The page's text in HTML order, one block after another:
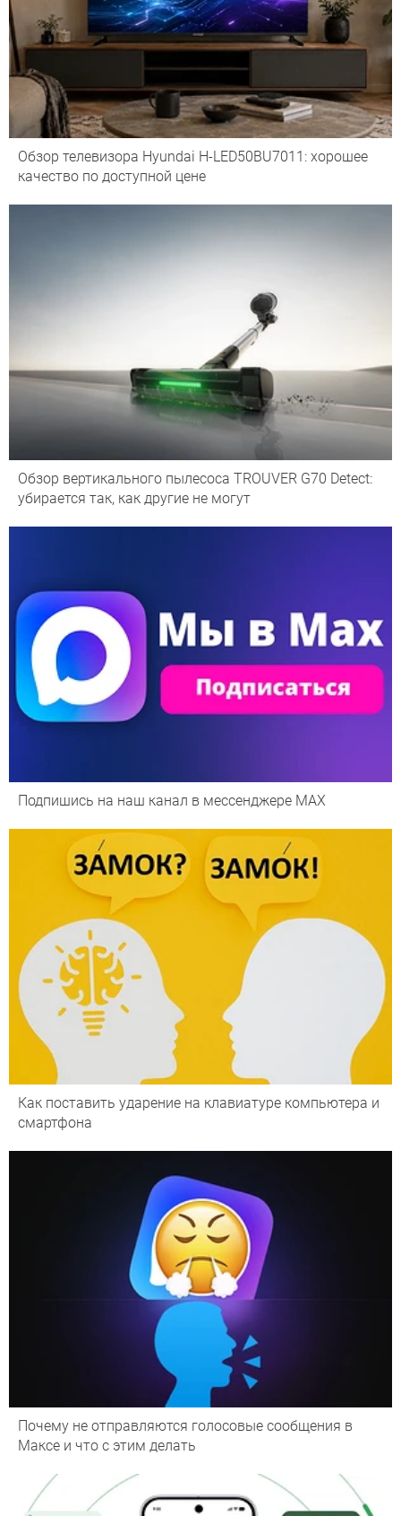
Обзор телевизора Hyundai H-LED50BU7011: хорошее
качество по доступной цене
Обзор вертикального пылесоса TROUVER G70 Detect:
убирается так, как другие не могут
Подпишись на наш канал в мессенджере МАХ
Как поставить ударение на клавиатуре компьютера и
смартфона
Почему не отправляются голосовые сообщения в
Максе и что с этим делать